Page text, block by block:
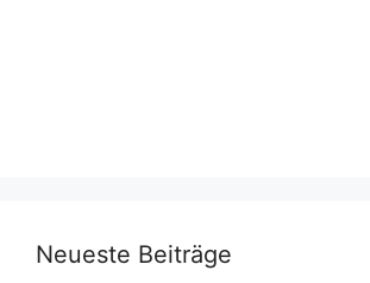
Neueste Beiträge